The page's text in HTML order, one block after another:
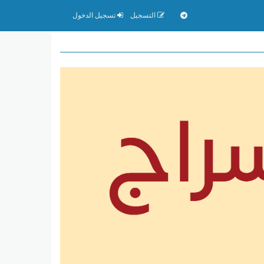
التسجيل تسجيل الدخول